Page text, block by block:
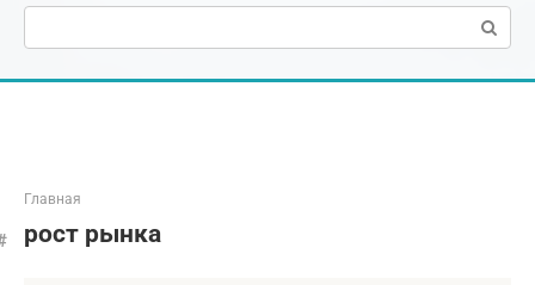
Поиск:
Главная
рост рынка